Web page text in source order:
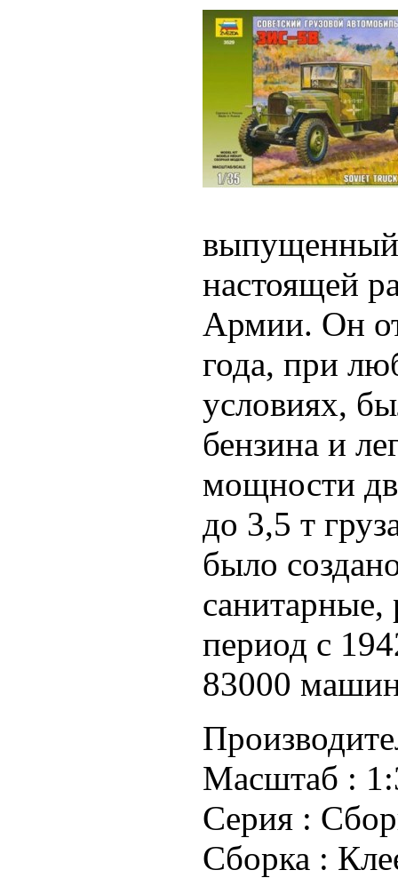
выпущенный
настоящей
Армии. Он
года, при
условиях,
бензина и
мощности
до 3,5 т
было
период с
83000
Масштаб :
Серия :
Сборка :